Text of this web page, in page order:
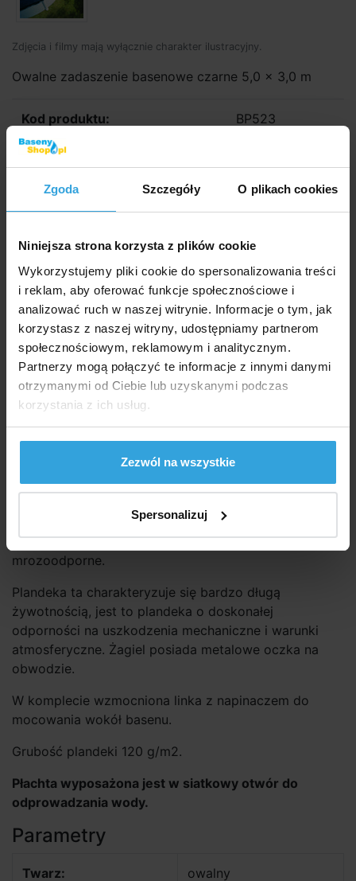
Zgoda Szczegóły O plikach cookies
Niniejsza strona korzysta z plików cookie
Wykorzystujemy pliki cookie do spersonalizowania treści
i reklam, aby oferować funkcje społecznościowe i
analizować ruch w naszej witrynie. Informacje o tym, jak
korzystasz z naszej witryny, udostępniamy partnerom
społecznościowym, reklamowym i analitycznym.
Partnerzy mogą połączyć te informacje z innymi danymi
otrzymanymi od Ciebie lub uzyskanymi podczas
korzystania z ich usług.
Zezwól na wszystkie
Spersonalizuj
Zdjęcia i filmy mają wyłącznie charakter ilustracyjny.
Owalne zadaszenie basenowe czarne 5,0 x 3,0 m
Kod produktu: BP523
Marka:
Dostępność:
229,27 zł bez VAT 282,- zł
do koszyka
Zapytaj sprzedawcę
Szczegółowy opis
Szczegółowy opi
Żagiel do basenu owalnego 5,0 × 3,0 m (rzeczywisty
Wysokiej jakości plandeka polietylenowa. Żagle są
mrozoodporne.
Plandeka ta charakteryzuje się bardzo długą
żywotnością, jest to plandeka o doskonałej
odporności na uszkodzenia mechaniczne i warunki
atmosferyczne. Żagiel posiada metalowe oczka na
obwodzie.
W komplecie wzmocniona linka z napinaczem do
mocowania wokół basenu.
Grubość plandeki 120 g/m2.
Płachta wyposażona jest w siatkowy otwór do
odprowadzania wo­dy.
Parametry
Twarz: owalny